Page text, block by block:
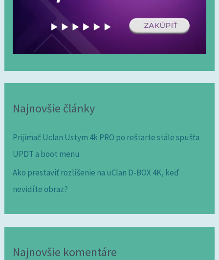
Najnovšie články
Prijimač Uclan Ustym 4k PRO po reštarte stále spušťa
UPDT a boot menu
Ako prestaviť rozlíšenie na uClan D-BOX 4K, keď
nevidíte obraz?
Najnovšie komentáre